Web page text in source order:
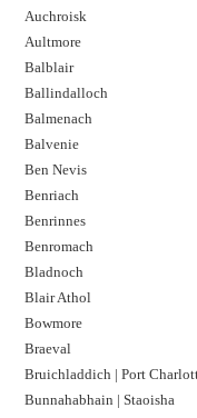
Auchroisk
Aultmore
Balblair
Ballindalloch
Balmenach
Balvenie
Ben Nevis
Benriach
Benrinnes
Benromach
Bladnoch
Blair Athol
Bowmore
Braeval
Bruichladdich | Port
Bunnahabhain | Staoisha